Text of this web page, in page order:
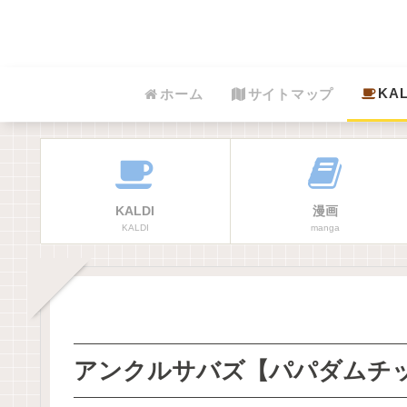
ホーム サイトマップ
KALDI
KALDI
漫画
manga
アンクルサバズ【パパダム